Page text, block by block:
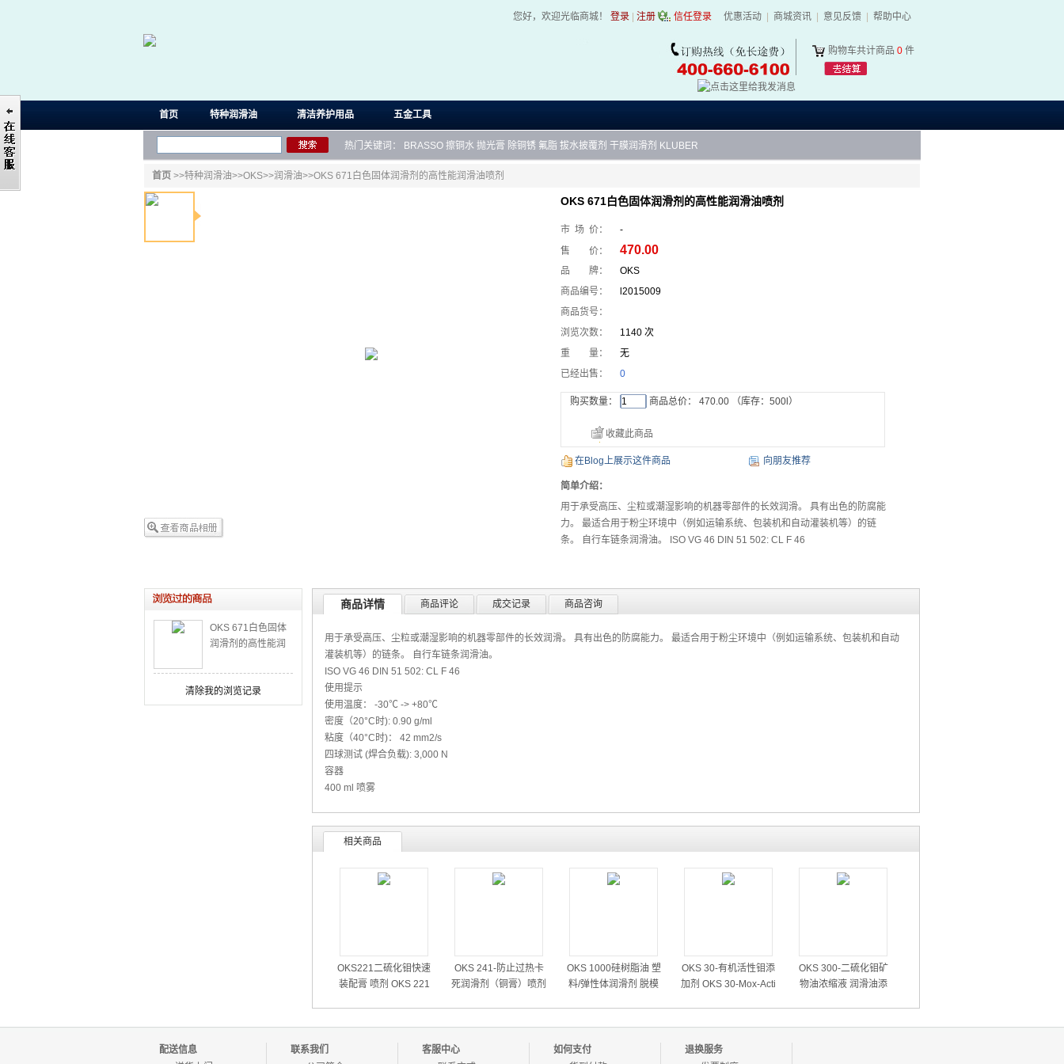
您好，欢迎光临商城！ 登录 注册 信任登录 优惠活动 商城资讯 意见反馈 帮助中心
购物车共计商品 0 件
首页 特种润滑油 清洁养护用品 五金工具
热门关键词： BRASSO 擦铜水 抛光膏 除铜锈 氟脂 拔水披覆剂 干膜润滑剂 KLUBER
首页 >>特种润滑油>>OKS>>润滑油>>OKS 671白色固体润滑剂的高性能润滑油喷剂
OKS 671白色固体润滑剂的高性能润滑油喷剂
市 场 价：
-
售 价：
470.00
品 牌：
OKS
商品编号：
l2015009
商品货号：
浏览次数：
1140 次
重 量：
无
已经出售：
0
购买数量： 商品总价： 470.00 （库存： 500 l）
收藏此商品
在Blog上展示这件商品 向朋友推荐
简单介绍：
用于承受高压、尘粒或潮湿影响的机器零部件的长效润滑。 具有出色的防腐能
力。 最适合用于粉尘环境中（例如运输系统、包装机和自动灌装机等）的链
条。 自行车链条润滑油。 ISO VG 46 DIN 51 502: CL F 46
OKS 671白色固体
润滑剂的高性能润
清除我的浏览记录
商品详情 商品评论 成交记录 商品咨询
用于承受高压、尘粒或潮湿影响的机器零部件的长效润滑。 具有出色的防腐能力。 最适合用于粉尘环境中（例如运输系统、包装机和自动
灌装机等）的链条。 自行车链条润滑油。
ISO VG 46 DIN 51 502: CL F 46
使用提示
使用温度： -30℃ -> +80℃
密度（20°C时): 0.90 g/ml
粘度（40°C时)： 42 mm2/s
四球测试 (焊合负载): 3,000 N
容器
400 ml 喷雾
相关商品
OKS221二硫化钼快速
装配膏 喷剂 OKS 221
OKS 241-防止过热卡
死润滑剂（铜膏）喷剂
OKS 1000硅树脂油 塑
料/弹性体润滑剂 脱模
OKS 30-有机活性钼添
加剂 OKS 30-Mox-Acti
OKS 300-二硫化钼矿
物油浓缩液 润滑油添
配送信息
联系我们
客服中心
如何支付
退换服务